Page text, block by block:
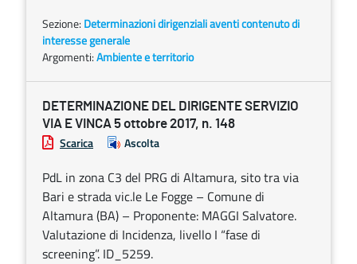
Sezione: Determinazioni dirigenziali aventi contenuto di
interesse generale
Argomenti:Ambiente e territorio
DETERMINAZIONE DEL DIRIGENTE SERVIZIO
VIA E VINCA 5 ottobre 2017, n. 148
Scarica Ascolta
PdL in zona C3 del PRG di Altamura, sito tra via
Bari e strada vic.le Le Fogge – Comune di
Altamura (BA) – Proponente: MAGGI Salvatore.
Valutazione di Incidenza, livello I “fase di
screening”. ID_5259.